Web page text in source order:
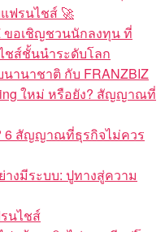
ฟรนไชส์ 🚀
ขอเชิญชวนนักลงทุน ที่
ชส์ชั้นนำระดับโลก
านาชาติ กับ FRANZBIZ
ใหม่ หรือยัง? สัญญาณที่
6 สัญญาณที่ธุรกิจไม่ควร
งมีระบบ: ปูทางสู่ความ
นไชส์